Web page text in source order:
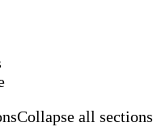
Collapse all sections